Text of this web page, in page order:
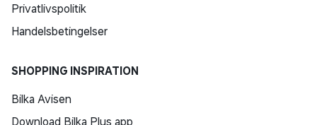
Privatlivspolitik
Handelsbetingelser
SHOPPING INSPIRATION
Bilka Avisen
Download Bilka Plus app